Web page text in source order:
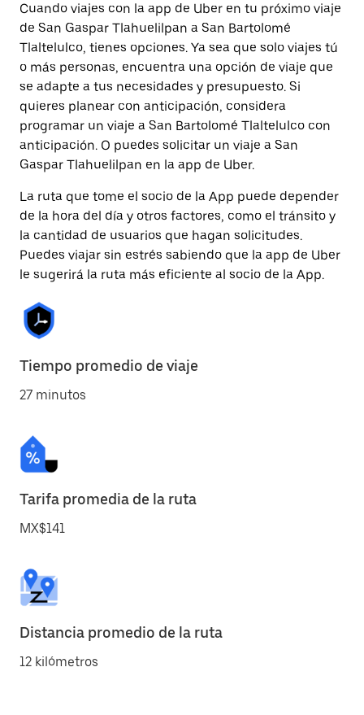
Cuando viajes con la app de Uber en tu próximo viaje
de San Gaspar Tlahuelilpan a San Bartolomé
Tlaltelulco, tienes opciones. Ya sea que solo viajes tú
o más personas, encuentra una opción de viaje que
se adapte a tus necesidades y presupuesto. Si
quieres planear con anticipación, considera
programar un viaje a San Bartolomé Tlaltelulco con
anticipación. O puedes solicitar un viaje a San
Gaspar Tlahuelilpan en la app de Uber.
La ruta que tome el socio de la App puede depender
de la hora del día y otros factores, como el tránsito y
la cantidad de usuarios que hagan solicitudes.
Puedes viajar sin estrés sabiendo que la app de Uber
le sugerirá la ruta más eficiente al socio de la App.
Tiempo promedio de viaje
27 minutos
Tarifa promedia de la ruta
MX$141
Distancia promedio de la ruta
12 kilómetros